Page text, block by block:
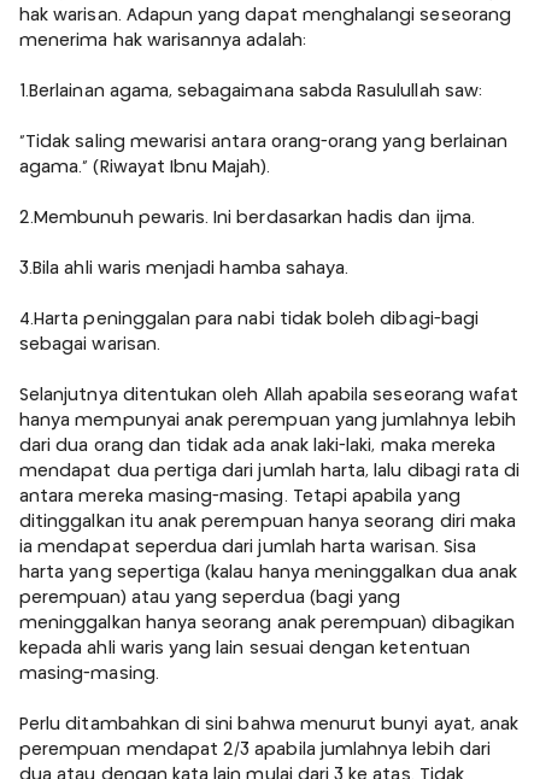
hak warisan. Adapun yang dapat menghalangi seseorang
menerima hak warisannya adalah:
1.Berlainan agama, sebagaimana sabda Rasulullah saw:
"Tidak saling mewarisi antara orang-orang yang berlainan
agama." (Riwayat Ibnu Majah).
2.Membunuh pewaris. Ini berdasarkan hadis dan ijma.
3.Bila ahli waris menjadi hamba sahaya.
4.Harta peninggalan para nabi tidak boleh dibagi-bagi
sebagai warisan.
Selanjutnya ditentukan oleh Allah apabila seseorang wafat
hanya mempunyai anak perempuan yang jumlahnya lebih
dari dua orang dan tidak ada anak laki-laki, maka mereka
mendapat dua pertiga dari jumlah harta, lalu dibagi rata di
antara mereka masing-masing. Tetapi apabila yang
ditinggalkan itu anak perempuan hanya seorang diri maka
ia mendapat seperdua dari jumlah harta warisan. Sisa
harta yang sepertiga (kalau hanya meninggalkan dua anak
perempuan) atau yang seperdua (bagi yang
meninggalkan hanya seorang anak perempuan) dibagikan
kepada ahli waris yang lain sesuai dengan ketentuan
masing-masing.
Perlu ditambahkan di sini bahwa menurut bunyi ayat, anak
perempuan mendapat 2/3 apabila jumlahnya lebih dari
dua atau dengan kata lain mulai dari 3 ke atas. Tidak